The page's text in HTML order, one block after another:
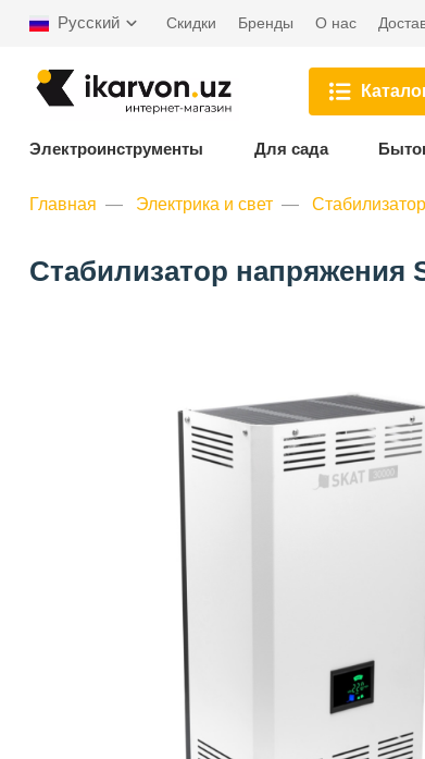
Русский Скидки Бренды О нас
Электроинструменты Для сада
Главная Электрика и свет
Стабилизатор напряжения